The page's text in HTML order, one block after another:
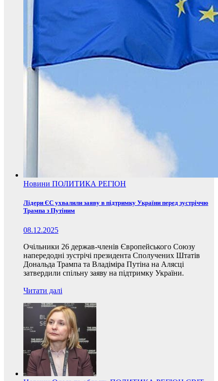
Новини ПОЛИТИКА РЕГІОН
Лідери ЄС ухвалили заяву в підтримку України перед зустріччю
Трампа з Путіним
08.12.2025
Очільники 26 держав-членів Європейського Союзу
напередодні зустрічі президента Сполучених Штатів
Дональда Трампа та Владіміра Путіна на Алясці
затвердили спільну заяву на підтримку України.
Читати далі